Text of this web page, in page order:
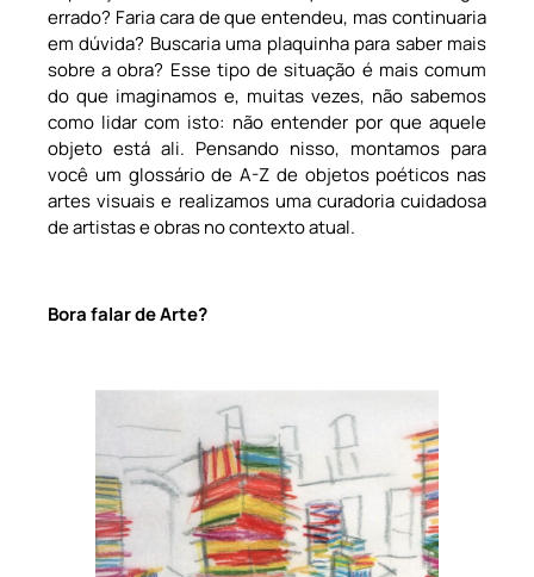
errado? Faria cara de que entendeu, mas continuaria
em dúvida? Buscaria uma plaquinha para saber mais
sobre a obra? Esse tipo de situação é mais comum
do que imaginamos e, muitas vezes, não sabemos
como lidar com isto: não entender por que aquele
objeto está ali. Pensando nisso, montamos para
você um glossário de A-Z de objetos poéticos nas
artes visuais e realizamos uma curadoria cuidadosa
de artistas e obras no contexto atual.
Bora falar de Arte?